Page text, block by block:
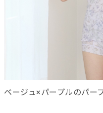
ベージュ×パープルのパー